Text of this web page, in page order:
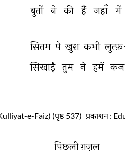
बुतों ने की हैं जहाँ में
सितम पे ख़ुश कभी
सिखाईं तुम ने हमें
e-Faiz) (पृष्ठ 537) प्रकाशन:
पिछली ग़ज़ल